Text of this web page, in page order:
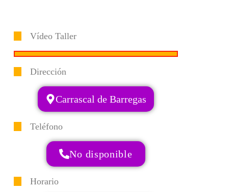
Vídeo Taller
Dirección
Carrascal de Barregas
Teléfono
No disponible
Horario